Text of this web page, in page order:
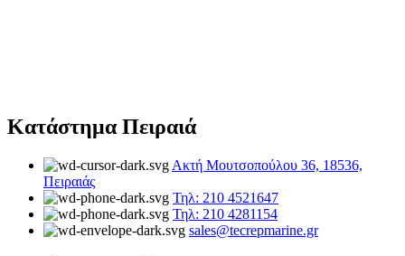
Κατάστημα Πειραιά
Ακτή Μουτσοπούλου 36, 18536,
Πειραιάς
Τηλ: 210 4521647
Τηλ: 210 4281154
sales@tecrepmarine.gr